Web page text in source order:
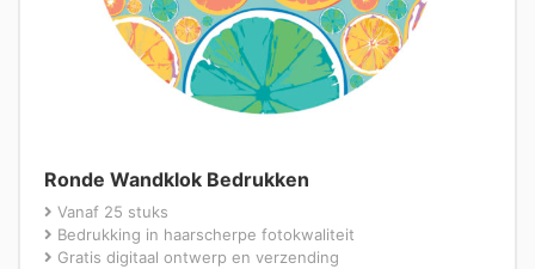
Ronde Wandklok Bedrukken
Vanaf 25 stuks
Bedrukking in haarscherpe fotokwaliteit
Gratis digitaal ontwerp en verzending